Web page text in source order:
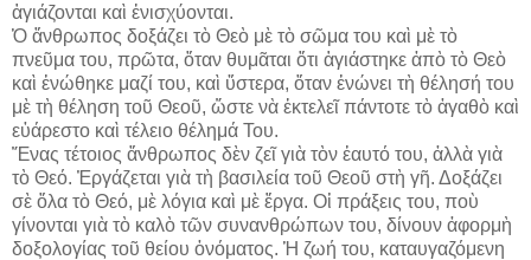
ἁγιάζονται καὶ ἐνισχύονται.
Ὁ ἄνθρωπος δοξάζει τὸ Θεὸ μὲ τὸ σῶμα του καὶ μὲ τὸ
πνεῦμα του, πρῶτα, ὅταν θυμᾶται ὅτι ἁγιάστηκε ἀπὸ τὸ Θεὸ
καὶ ἑνώθηκε μαζί του, καὶ ὕστερα, ὅταν ἑνώνει τὴ θέλησή του
μὲ τὴ θέληση τοῦ Θεοῦ, ὥστε νὰ ἐκτελεῖ πάντοτε τὸ ἀγαθὸ καὶ
εὐάρεστο καὶ τέλειο θέλημά Του.
Ἕνας τέτοιος ἄνθρωπος δὲν ζεῖ γιὰ τὸν ἑαυτό του, ἀλλὰ γιὰ
τὸ Θεό. Ἐργάζεται γιὰ τὴ βασιλεία τοῦ Θεοῦ στὴ γῆ. Δοξάζει
σὲ ὅλα τὸ Θεό, μὲ λόγια καὶ μὲ ἔργα. Οἱ πράξεις του, ποὺ
γίνονται γιὰ τὸ καλὸ τῶν συνανθρώπων του, δίνουν ἀφορμὴ
δοξολογίας τοῦ θείου ὀνόματος. Ἡ ζωή του, καταυγαζόμενη